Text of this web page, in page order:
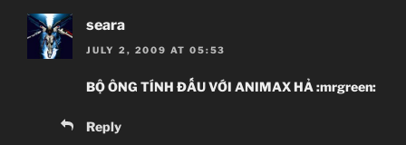
seara
JULY 2, 2009 AT 05:53
BỘ ÔNG TÍNH ĐẤU VỚI ANIMAX HẢ :mrgreen:
Reply